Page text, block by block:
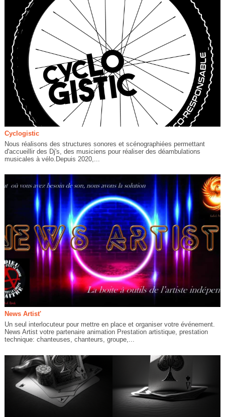
Cyclogistic
Nous réalisons des structures sonores et scénographiées permettant
d'accueillir des Dj's, des musiciens pour réaliser des déambulations
musicales à vélo.Depuis 2020,...
News Artist'
Un seul interlocuteur pour mettre en place et organiser votre événement.
News Artist votre partenaire animation Prestation artistique, prestation
technique: chanteuses, chanteurs, groupe,...